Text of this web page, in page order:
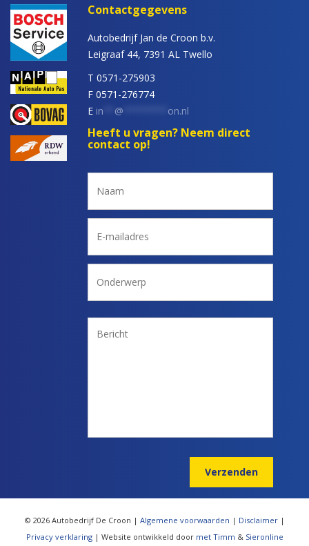
Contactgegevens
Autobedrijf Jan de Croon b.v.
Leigraaf 44, 7391 AL Twello
T 0571-275903
F 0571-276774
E in @ on.nl
Heeft u vragen? Neem direct
contact op!
Verzenden
© 2026 Autobedrijf De Croon | Algemene voorwaarden | Disclaimer |
Privacy verklaring | Website ontwikkeld door met Timm & Sieronline